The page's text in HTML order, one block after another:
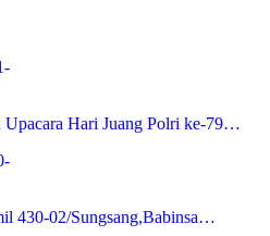
Upacara Hari Juang Polri ke-79…
430-02/Sungsang,Babinsa…